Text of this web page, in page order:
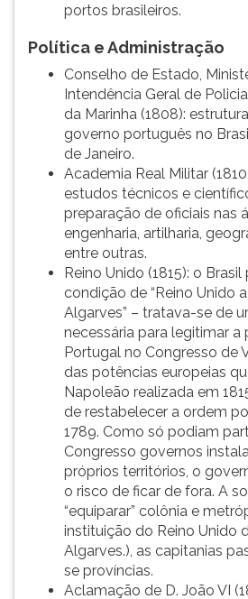
portos brasileiros.
Política e Administração
Conselho de Estado,
Intendência Geral de
da Marinha (1808):
governo português no
de Janeiro.
Academia Real Militar
estudos técnicos e
preparação de oficiais nas
engenharia, artilharia,
entre outras.
Reino Unido (1815): o
condição de “Reino Unido
Algarves” – tratava-se de
necessária para legitimar
Portugal no Congresso de
das potências europeias
Napoleão realizada em
de restabelecer a ordem
1789. Como só podiam
Congresso governos
próprios territórios, o
o risco de ficar de fora. A
“equiparar” colônia e
instituição do Reino Unido
Algarves.), as capitanias
se províncias.
Aclamação de D. João VI